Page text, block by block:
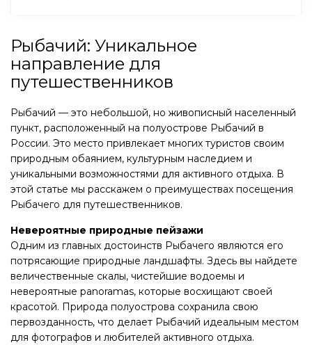
Рыбачий: Уникальное
направление для
путешественников
Рыбачий — это небольшой, но живописный населенный
пункт, расположенный на полуострове Рыбачий в
России. Это место привлекает многих туристов своим
природным обаянием, культурным наследием и
уникальными возможностями для активного отдыха. В
этой статье мы расскажем о преимуществах посещения
Рыбачего для путешественников.
Невероятные природные пейзажи
Одним из главных достоинств Рыбачего являются его
потрясающие природные ландшафты. Здесь вы найдете
величественные скалы, чистейшие водоемы и
невероятные panoramas, которые восхищают своей
красотой. Природа полуострова сохранила свою
первозданность, что делает Рыбачий идеальным местом
для фотографов и любителей активного отдыха.